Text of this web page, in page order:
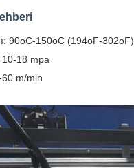
90oC-150oC (194oF-302oF)
10-18 mpa
60 m/min